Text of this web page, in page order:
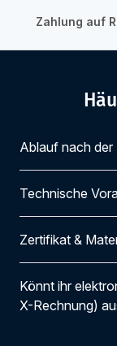
Zahlung auf
Ablauf nach der
Technische
Zertifikat &
Könnt ihr
X-Rechnung)